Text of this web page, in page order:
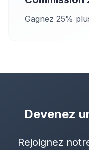
Gagnez 25%
Devenez
Rejoignez